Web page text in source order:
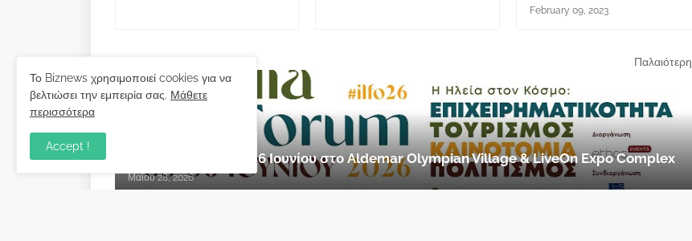
February 09, 2023
Παλαιότερη
Ilia Forum 2026: 5 & 6 Ιουνίου στο Aldemar Olympian Village & LiveOn Expo Complex
Μαΐου 28, 2026
Το Biznews χρησιμοποιεί cookies για να
βελτιώσει την εμπειρία σας. Μάθετε
περισσότερα
Accept !